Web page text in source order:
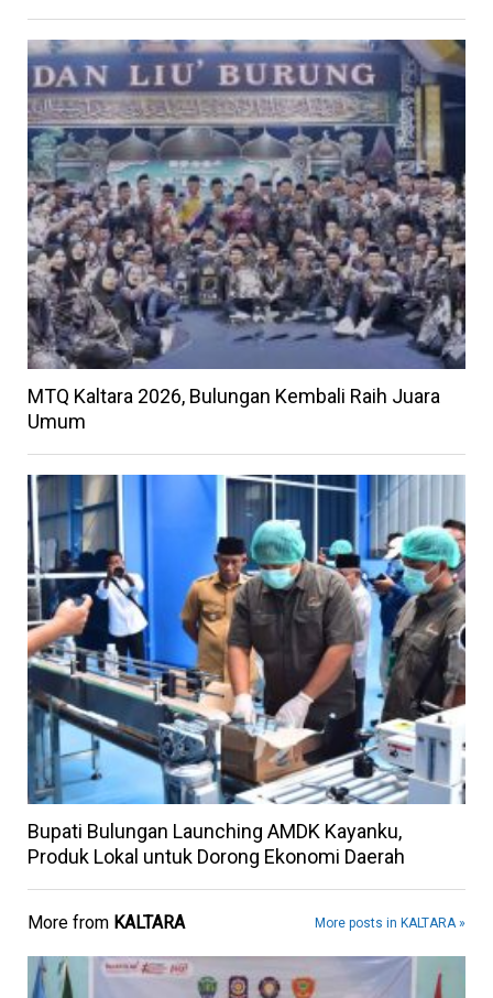
MTQ Kaltara 2026, Bulungan Kembali Raih Juara
Umum
Bupati Bulungan Launching AMDK Kayanku,
Produk Lokal untuk Dorong Ekonomi Daerah
More from KALTARA More posts in KALTARA »